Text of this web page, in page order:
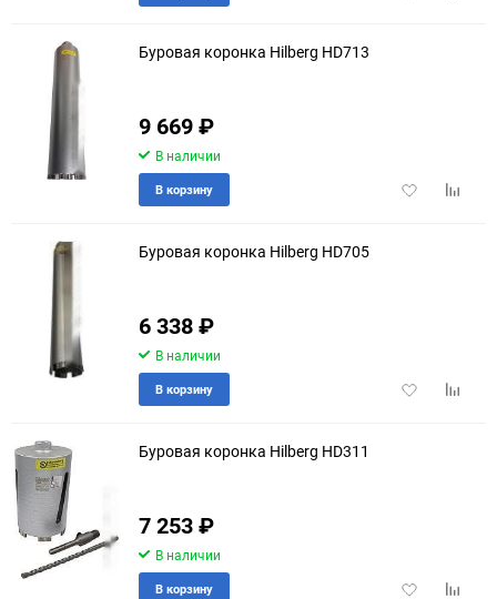
Буровая коронка Hilberg HD713
9 669₽
В наличии
Добавить
В корзину
Буровая коронка Hilberg HD705
6 338₽
В наличии
Добавить
В корзину
Буровая коронка Hilberg HD311
7 253₽
В наличии
Добавить
В корзину